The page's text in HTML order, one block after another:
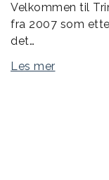
Velkommen til
fra 2007 som
det…
Les mer